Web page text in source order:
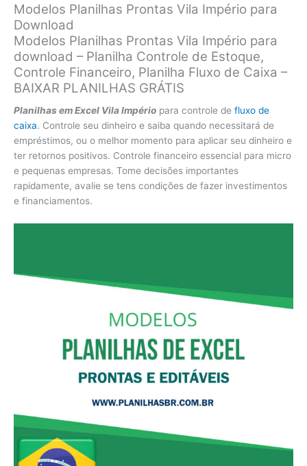
Modelos Planilhas Prontas Vila Império para
Download
Modelos Planilhas Prontas Vila Império para
download – Planilha Controle de Estoque,
Controle Financeiro, Planilha Fluxo de Caixa –
BAIXAR PLANILHAS GRÁTIS
Planilhas em Excel Vila Império para controle de fluxo de
caixa. Controle seu dinheiro e saiba quando necessitará de
empréstimos, ou o melhor momento para aplicar seu dinheiro e
ter retornos positivos. Controle financeiro essencial para micro
e pequenas empresas. Tome decisões importantes
rapidamente, avalie se tens condições de fazer investimentos
e financiamentos.